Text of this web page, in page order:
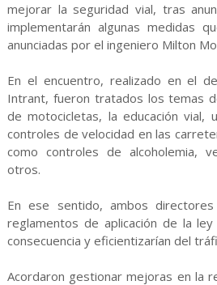
mejorar la seguridad vial, tras
implementarán algunas medidas
anunciadas por el ingeniero Milton
En el encuentro, realizado en el
Intrant, fueron tratados los temas
de motocicletas, la educación vial,
controles de velocidad en las
como controles de alcoholemia,
otros.
En ese sentido, ambos
reglamentos de aplicación de la
consecuencia y eficientizarían del
Acordaron gestionar mejoras en la